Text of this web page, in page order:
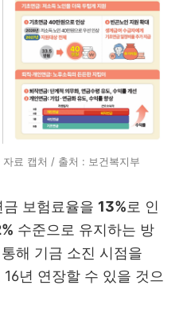
료 캡처 / 출처 : 보건복지부
금 보험료율을 13%로 인
수준으로 유지하는 방
해 기금 소진 시점을
년 연장할 수 있을 것으